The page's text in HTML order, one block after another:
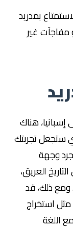
بمدريد
مفاجآت غير
هناك
ستجعل تجربتك
وجهة
العريق،
ومع ذلك، قد
استخراج
اللغة